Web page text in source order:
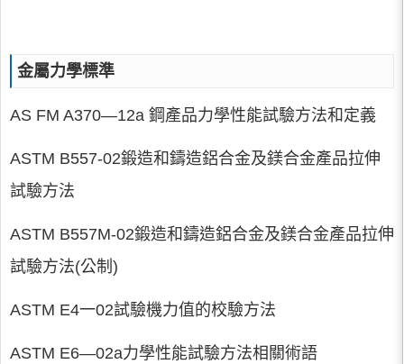
金屬力學標準
AS FM A370—12a 鋼產品力學性能試驗方法和定義
ASTM B557-02鍛造和鑄造鋁合金及鎂合金產品拉伸
試驗方法
ASTM B557M-02鍛造和鑄造鋁合金及鎂合金產品拉伸
試驗方法(公制)
ASTM E4一02試驗機力值的校驗方法
ASTM E6—02a力學性能試驗方法相關術語